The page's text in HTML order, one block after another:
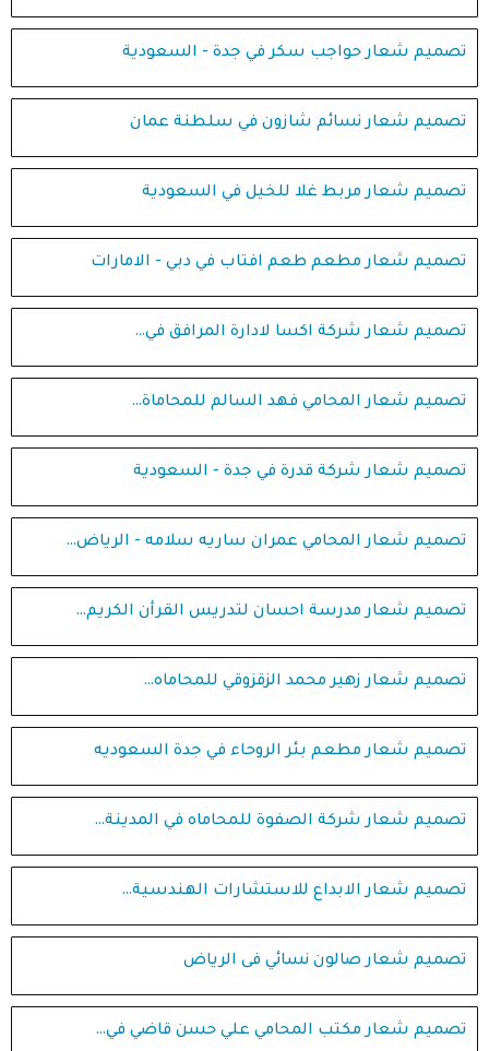
تصميم شعار حواجب سكر في جدة - السعودية
تصميم شعار نسائم شازون في سلطنة عمان
تصميم شعار مربط غلا للخيل في السعودية
تصميم شعار مطعم طعم افتاب في دبي - الامارات
تصميم شعار شركة اكسا لادارة المرافق في…
تصميم شعار المحامي فهد السالم للمحاماة…
تصميم شعار شركة قدرة في جدة - السعودية
تصميم شعار المحامي عمران ساريه سلامه - الرياض…
تصميم شعار مدرسة احسان لتدريس القرأن الكريم…
تصميم شعار زهير محمد الزقزوقي للمحاماه…
تصميم شعار مطعم بئر الروحاء في جدة السعوديه
تصميم شعار شركة الصفوة للمحاماه في المدينة…
تصميم شعار الابداع للاستشارات الهندسية…
تصميم شعار صالون نسائي فى الرياض
تصميم شعار مكتب المحامي علي حسن قاضي في…